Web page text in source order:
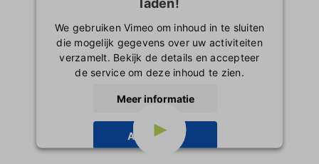
We gebruiken Vimeo om inhoud in te sluiten
die mogelijk gegevens over uw activiteiten
verzamelt. Bekijk de details en accepteer
de service om deze inhoud te zien.
Meer informatie
Accepteren